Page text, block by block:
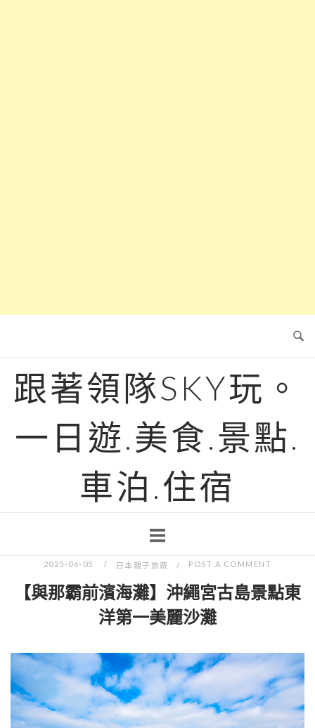
跟著領隊SKY玩。
一日遊.美食.景點.
車泊.住宿
2025-06-05 日本親子旅遊 POST A COMMENT
【與那霸前濱海灘】沖繩宮古島景點東
洋第一美麗沙灘